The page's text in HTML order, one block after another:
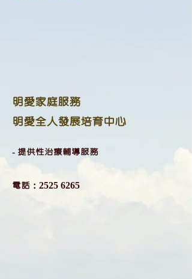
明愛家庭服務
明愛全人發展培育中心
- 提供性治療輔導服務
​電話：2525 6265